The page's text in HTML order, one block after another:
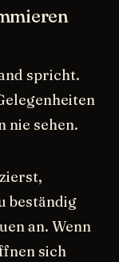
spricht.
nie sehen.
beständig
an. Wenn
sich